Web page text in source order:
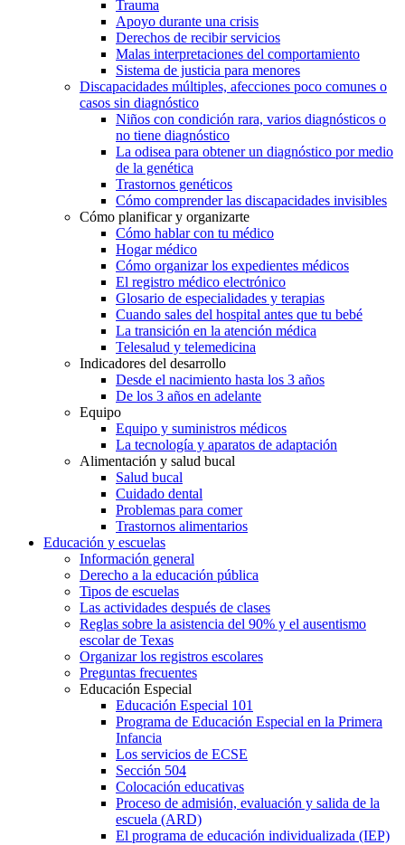
Trauma
Apoyo durante una crisis
Derechos de recibir servicios
Malas interpretaciones del comportamiento
Sistema de justicia para menores
Discapacidades múltiples, afecciones poco comunes o
casos sin diagnóstico
Niños con condición rara, varios diagnósticos o
no tiene diagnóstico
La odisea para obtener un diagnóstico por medio
de la genética
Trastornos genéticos
Cómo comprender las discapacidades invisibles
Cómo planificar y organizarte
Cómo hablar con tu médico
Hogar médico
Cómo organizar los expedientes médicos
El registro médico electrónico
Glosario de especialidades y terapias
Cuando sales del hospital antes que tu bebé
La transición en la atención médica
Telesalud y telemedicina
Indicadores del desarrollo
Desde el nacimiento hasta los 3 años
De los 3 años en adelante
Equipo
Equipo y suministros médicos
La tecnología y aparatos de adaptación
Alimentación y salud bucal
Salud bucal
Cuidado dental
Problemas para comer
Trastornos alimentarios
Educación y escuelas
Información general
Derecho a la educación pública
Tipos de escuelas
Las actividades después de clases
Reglas sobre la asistencia del 90% y el ausentismo
escolar de Texas
Organizar los registros escolares
Preguntas frecuentes
Educación Especial
Educación Especial 101
Programa de Educación Especial en la Primera
Infancia
Los servicios de ECSE
Sección 504
Colocación educativas
Proceso de admisión, evaluación y salida de la
escuela (ARD)
El programa de educación individualizada (IEP)